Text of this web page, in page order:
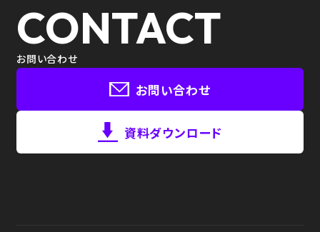
CONTACT
お問い合わせ
お問い合わせ
資料ダウンロード